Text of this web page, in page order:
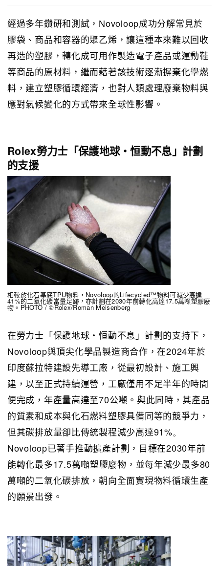
經過多年鑽研和測試，Novoloop成功分解常見於
膠袋、商品和容器的聚乙烯，讓這種本來難以回收
再造的塑膠，轉化成可用作製造電子產品或運動鞋
等商品的原材料，繼而藉著該技術逐漸摒棄化學燃
料，建立塑膠循環經濟，也對人類處理廢棄物料與
應對氣候變化的方式帶來全球性影響。
Rolex勞力士「保護地球・恒動不息」計劃
的支援
相較於化石基底TPU物料，Novoloop的Lifecycled™物料可減少高達
41%的二氧化碳當量足跡，亦計劃在2030年前轉化高達17.5萬噸塑膠廢
物。PHOTO / ©Rolex/Roman Meisenberg
在勞力士「保護地球・恒動不息」計劃的支持下，
Novoloop與頂尖化學品製造商合作，在2024年於
印度蘇拉特建設先導工廠，從最初設計、施工興
建，以至正式持續運營，工廠僅用不足半年的時間
便完成，年產量高達至70公噸。與此同時，其產品
的質素和成本與化石燃料塑膠具備同等的競爭力，
但其碳排放量卻比傳統製程減少高達91%。
Novoloop已著手推動擴產計劃，目標在2030年前
能轉化最多17.5萬噸塑膠廢物，並每年減少最多80
萬噸的二氧化碳排放，朝向全面實現物料循環生產
的願景出發。